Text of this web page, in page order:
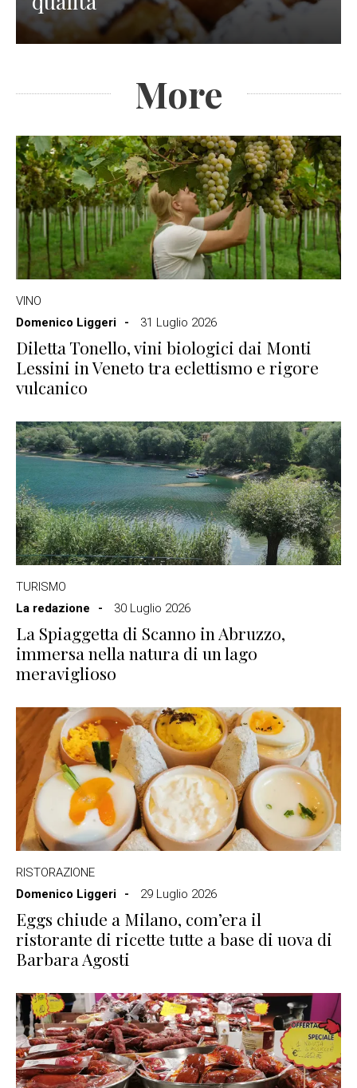
More
VINO
Domenico Liggeri
31 Luglio 2026
Diletta Tonello, vini biologici dai Monti
Lessini in Veneto tra eclettismo e rigore
vulcanico
TURISMO
La redazione
30 Luglio 2026
La Spiaggetta di Scanno in Abruzzo,
immersa nella natura di un lago
meraviglioso
RISTORAZIONE
Domenico Liggeri
29 Luglio 2026
Eggs chiude a Milano, com’era il
ristorante di ricette tutte a base di uova di
Barbara Agosti